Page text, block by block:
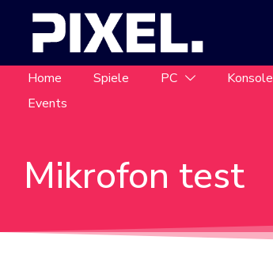
Home Spiele PC Konsole
Events
Mikrofon test